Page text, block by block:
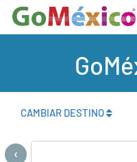
CAMBIAR DESTINO
‹